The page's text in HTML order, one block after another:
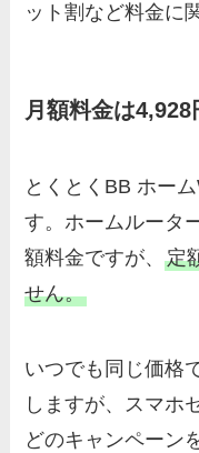
ット割など料金に
月額料金は4,928
とくとくBB ホー
す。ホームルータ
額料金ですが、定
せん。
いつでも同じ価格
しますが、スマホ
どのキャンペーン